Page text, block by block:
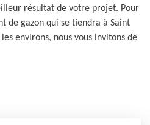
résultat de votre projet. Pour
de gazon qui se tiendra à Saint
environs, nous vous invitons de